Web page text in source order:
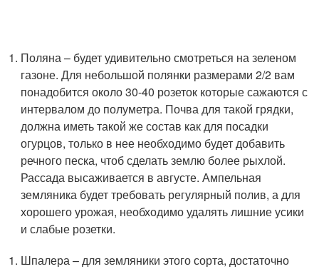
Поляна – будет удивительно смотреться на зеленом
газоне. Для небольшой полянки размерами 2/2 вам
понадобится около 30-40 розеток которые сажаются с
интервалом до полуметра. Почва для такой грядки,
должна иметь такой же состав как для посадки
огурцов, только в нее необходимо будет добавить
речного песка, чтоб сделать землю более рыхлой.
Рассада высаживается в августе. Ампельная
земляника будет требовать регулярный полив, а для
хорошего урожая, необходимо удалять лишние усики
и слабые розетки.
Шпалера – для земляники этого сорта, достаточно